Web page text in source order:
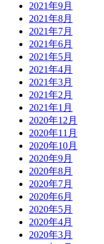
2021年9月
2021年8月
2021年7月
2021年6月
2021年5月
2021年4月
2021年3月
2021年2月
2021年1月
2020年12月
2020年11月
2020年10月
2020年9月
2020年8月
2020年7月
2020年6月
2020年5月
2020年4月
2020年3月